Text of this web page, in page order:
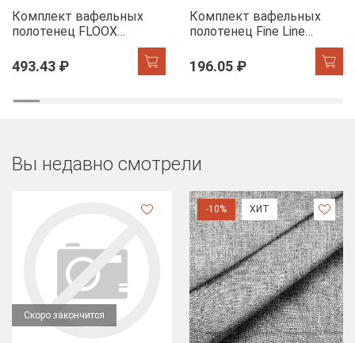
Комплект вафельных
полотенец FLOOX
голубой/сирень
493.43 ₽
Комплект вафельных
полотенец Fine Line
хангере
196.05 ₽
Вы недавно смотрели
Скоро закончится
-10% ХИТ